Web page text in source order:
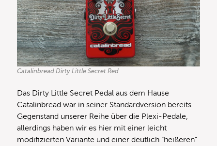
Catalinbread Dirty Little Secret Red
Das Dirty Little Secret Pedal aus dem Hause
Catalinbread war in seiner Standardversion bereits
Gegenstand unserer Reihe über die Plexi-Pedale,
allerdings haben wir es hier mit einer leicht
modifizierten Variante und einer deutlich “heißeren”